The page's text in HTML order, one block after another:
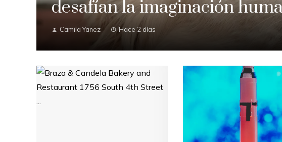
desafían la imaginación
Camila Yanez Hace 2 días